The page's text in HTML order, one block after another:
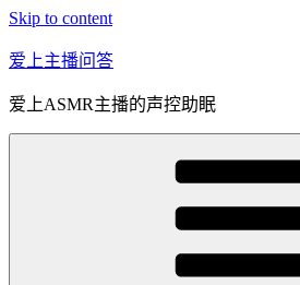
Skip to content
爱上主播问答
爱上ASMR主播的声控助眠